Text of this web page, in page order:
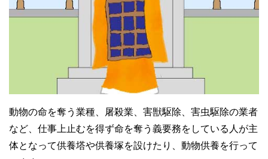
動物の命を奪う業種、屠殺業、害獣駆除、害虫駆除の業者
など、仕事上止むを得ず命を奪う義要務をしている人が主
体となって供養塔や供養塚を設けたり、動物供養を行って